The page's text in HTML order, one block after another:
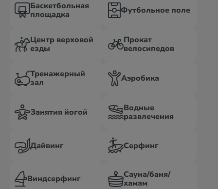
Баскетбольная
площадка
Футбольное поле
Центр верховой
езды
Прокат
велосипедов
Тренажерный
зал
Аэробика
Занятия йогой
Водные
развлечения
Дайвинг Серфинг
Виндсерфинг
Сауна/баня/
хамам